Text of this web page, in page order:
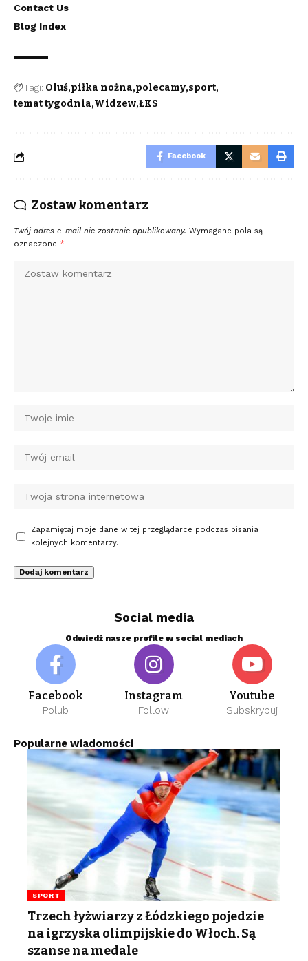
Contact Us
Blog Index
Tagi: Oluś piłka nożna polecamy sport
temat tygodnia Widzew ŁKS
Facebook
Zostaw komentarz
Twój adres e-mail nie zostanie opublikowany. Wymagane pola są
oznaczone *
Zapamiętaj moje dane w tej przeglądarce podczas pisania
kolejnych komentarzy.
Social media
Odwiedź nasze profile w social mediach
Facebook
Polub
Instagram
Follow
Youtube
Subskrybuj
Popularne wiadomości
SPORT
Trzech łyżwiarzy z Łódzkiego pojedzie
na igrzyska olimpijskie do Włoch. Są
szanse na medale